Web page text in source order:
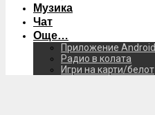
Музика
Чат
Още…
Приложение Android
Радио в колата
Игри на карти/белот